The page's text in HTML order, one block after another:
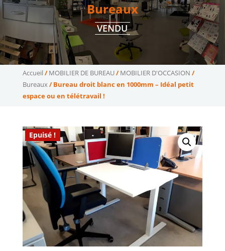
Bureaux
VENDU
Accueil /MOBILIER DE BUREAU/MOBILIER D'OCCASION /
Bureaux/ Bureau droit blanc en 1000mm – Idéal petit
espace ou en télétravail !
Epuisé !